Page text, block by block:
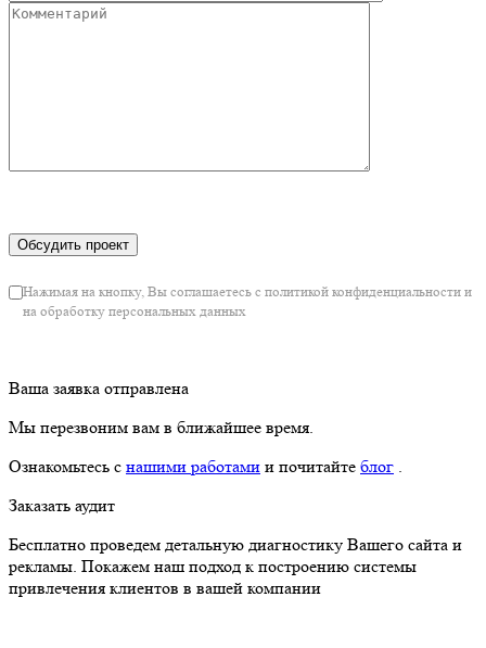
Нажимая на кнопку, Вы соглашаетесь с политикой конфиденциальности и
на обработку персональных данных
Ваша заявка отправлена
Мы перезвоним вам в ближайшее время.
Ознакомьтесь с нашими работами и почитайте блог .
Заказать аудит
Бесплатно проведем детальную диагностику Вашего сайта и
рекламы. Покажем наш подход к построению системы
привлечения клиентов в вашей компании